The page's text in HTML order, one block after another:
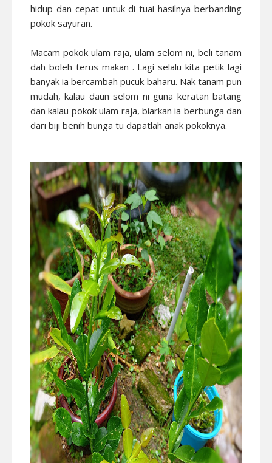
hidup dan cepat untuk di tuai hasilnya berbanding
pokok sayuran.
Macam pokok ulam raja, ulam selom ni, beli tanam
dah boleh terus makan . Lagi selalu kita petik lagi
banyak ia bercambah pucuk baharu. Nak tanam pun
mudah, kalau daun selom ni guna keratan batang
dan kalau pokok ulam raja, biarkan ia berbunga dan
dari biji benih bunga tu dapatlah anak pokoknya.